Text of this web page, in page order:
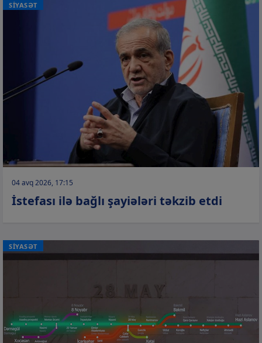
SİYASƏT
04 avq 2026, 17:15
İstefası ilə bağlı şayiələri təkzib etdi
SİYASƏT